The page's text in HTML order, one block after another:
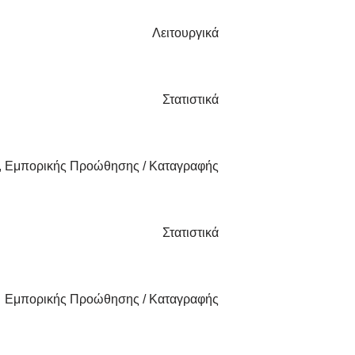
Λειτουργικά
Στατιστικά
Εμπορικής Προώθησης / Καταγραφής
Στατιστικά
Εμπορικής Προώθησης / Καταγραφής